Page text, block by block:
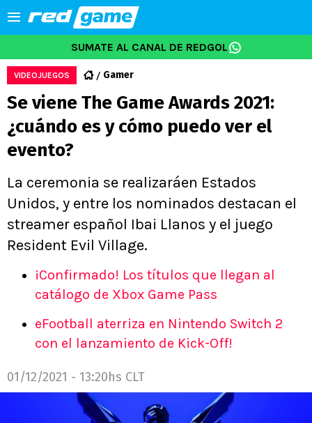
SUMATE AL CANAL DE REDGOL
VIDEOJUEGOS Gamer
Se viene The Game Awards 2021:
¿cuándo es y cómo puedo ver el
evento?
La ceremonia se realizaráen Estados
Unidos, y entre los nominados destacan el
streamer español Ibai Llanos y el juego
Resident Evil Village.
¡Confirmado! Los títulos que llegan al
catálogo de Xbox Game Pass
eFootball aterriza en Nintendo Switch 2
con el lanzamiento de Kick-Off!
01/12/2021 - 13:20hs CLT